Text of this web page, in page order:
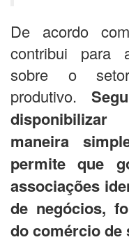
De acordo
contribui para
sobre o
produtivo.
maneira
permite que
associações
de negócios,
do comércio de